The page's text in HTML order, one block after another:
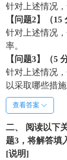
针对上述情况
【问题2】（15
针对上述情况
率。
【问题3】（5
针对上述情况
以采取哪些措
查看答案
二、
阅读以下
题3，将解答填
[说明]